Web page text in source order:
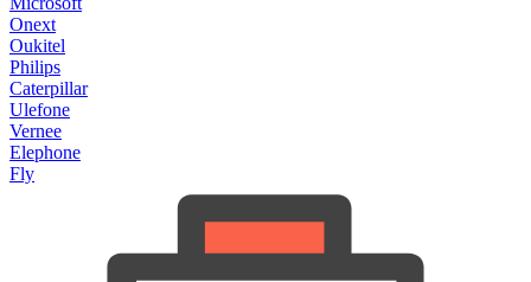
Onext
Oukitel
Philips
Caterpillar
Ulefone
Vernee
Elephone
Fly